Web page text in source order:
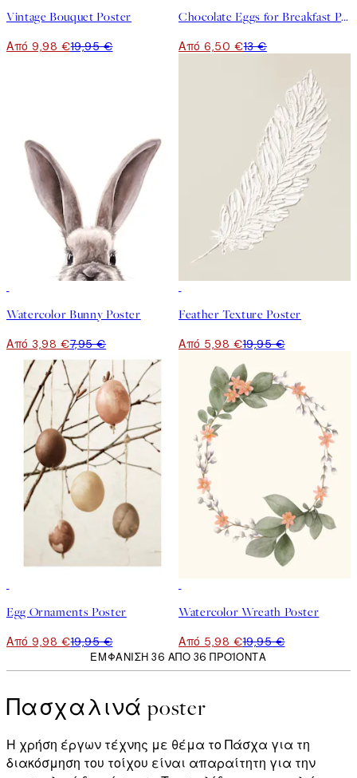
Vintage Bouquet Poster
Από 9,98 €19,95 €
Chocolate Eggs for Breakfast Poster
Από 6,50 €13 €
Watercolor Bunny Poster
Από 3,98 €7,95 €
Feather Texture Poster
Από 5,98 €19,95 €
Egg Ornaments Poster
Από 9,98 €19,95 €
Watercolor Wreath Poster
Από 5,98 €19,95 €
ΕΜΦΆΝΙΣΗ 36 ΑΠΌ 36 ΠΡΟΪΌΝΤΑ
Πασχαλινά poster
Η χρήση έργων τέχνης με θέμα το Πάσχα για τη
διακόσμηση του τοίχου είναι απαραίτητη για την